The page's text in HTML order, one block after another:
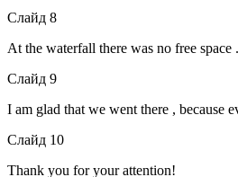
Слайд 8
At the waterfall there was no free
Слайд 9
I am glad that we went there , because
Слайд 10
Thank you for your attention!